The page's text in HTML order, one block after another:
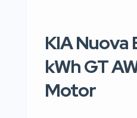
KIA Nuova
kWh GT
Motor